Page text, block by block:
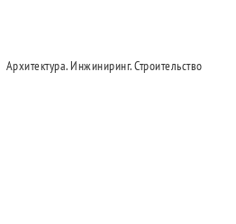
Архитектура. Инжиниринг. Строительство